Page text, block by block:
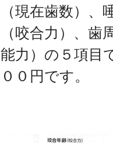
（現在歯数）
（咬合力）、
能力）の５項目
００円です。